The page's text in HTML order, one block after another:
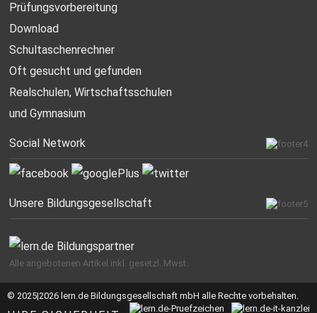
Prüfungsvorbereitung
Download
Schultaschenrechner
Oft gesucht und gefunden
Realschulen,Wirtschaftsschulen
und Gymnasium
Social Network
Unsere Bildungsgesellschaft
Alle angebotenen Artikel inkl. gesetzl. Mwst..
© 2025|2026 lern.de Bildungsgesellschaft mbH alle Rechte vorbehalten.